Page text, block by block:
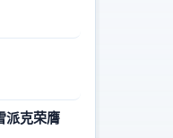
派克荣膺